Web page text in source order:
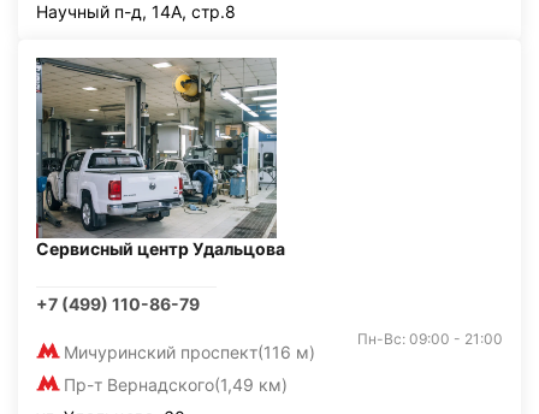
Научный п-д, 14А, стр.8
Сервисный центр Удальцова
+7 (499) 110-86-79
Мичуринский проспект(116 м)
Пр-т Вернадского(1,49 км)
Пн-Вс: 09:00 - 21:00